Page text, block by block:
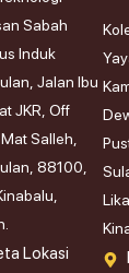
Sabah
Induk
Jalan Ibu
JKR, Off
Salleh,
88100,
Lokasi